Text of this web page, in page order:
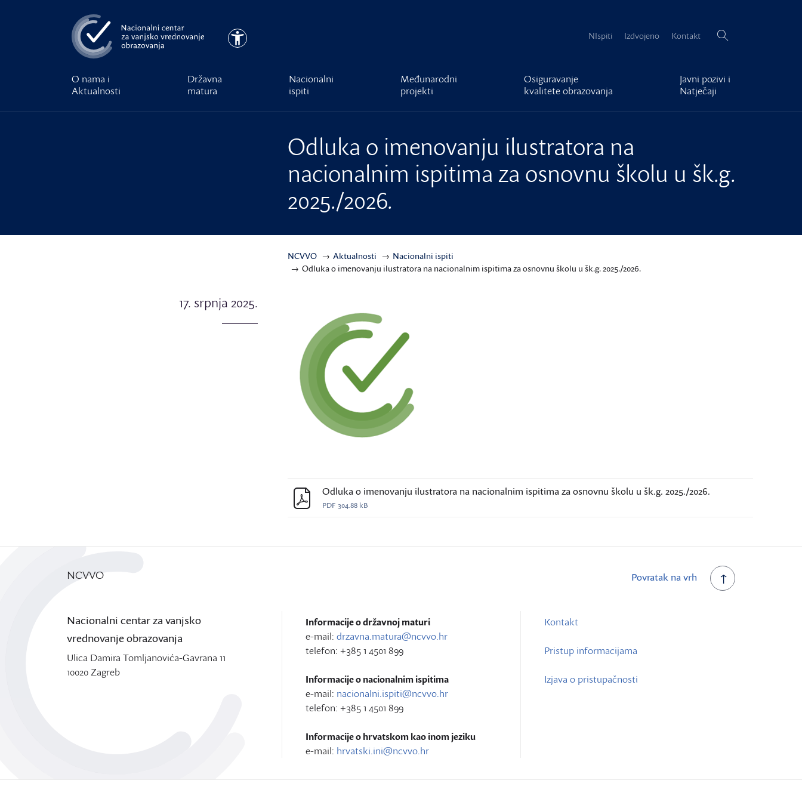
Pristupačnost NIspiti Izdvojeno Kontakt Pretraži:
O nama i
Aktualnosti
Državna
matura
Nacionalni
ispiti
Međunarodni
projekti
Osiguravanje
kvalitete obrazovanja
Javni pozivi i
Natječaji
Odluka o imenovanju ilustratora na
nacionalnim ispitima za osnovnu školu u šk.g.
2025./2026.
NCVVO Aktualnosti
Nacionalni ispiti
Odluka o imenovanju ilustratora na nacionalnim ispitima za osnovnu školu u šk.g. 2025./2026.
17. srpnja 2025.
Odluka o imenovanju ilustratora na nacionalnim ispitima za osnovnu školu u šk.g. 2025./2026.
PDF 304.88 kB
Povratak na vrh
NCVVO
Nacionalni centar za vanjsko
vrednovanje obrazovanja
Ulica Damira Tomljanovića-Gavrana 11
10020 Zagreb
Informacije o državnoj maturi
e-mail: drzavna.matura@ncvvo.hr
telefon: +385 1 4501 899
Informacije o nacionalnim ispitima
e-mail: nacionalni.ispiti@ncvvo.hr
telefon: +385 1 4501 899
Informacije o hrvatskom kao inom jeziku
e-mail: hrvatski.ini@ncvvo.hr
Kontakt
Pristup informacijama
Izjava o pristupačnosti